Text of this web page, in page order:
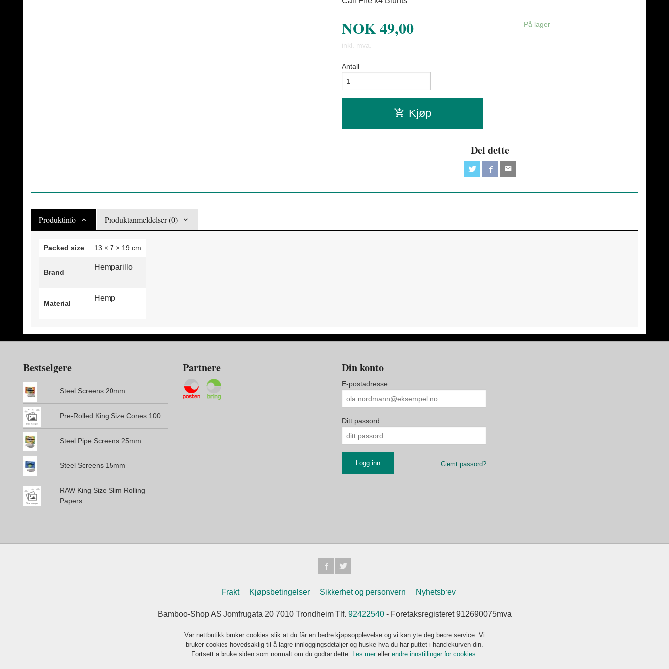
NOK49,00
inkl. mva.
På lager
Antall
Kjøp
Del dette
Produktinfo Produktanmeldelser (0)
Packed size 13 × 7 × 19 cm
Brand
Hemparillo
Material
Hemp
Bestselgere
Steel Screens 20mm
Pre-Rolled King Size Cones 100
Steel Pipe Screens 25mm
Steel Screens 15mm
RAW King Size Slim Rolling
Papers
Partnere Din konto
E-postadresse
Ditt passord
Glemt passord?
Frakt Kjøpsbetingelser Sikkerhet og personvern Nyhetsbrev
Bamboo-Shop AS Jomfrugata 20 7010 Trondheim Tlf. 92422540- Foretaksregisteret 912690075mva
Vår nettbutikk bruker cookies slik at du får en bedre kjøpsopplevelse og vi kan yte deg bedre service. Vi
bruker cookies hovedsaklig til å lagre innloggingsdetaljer og huske hva du har puttet i handlekurven din.
Fortsett å bruke siden som normalt om du godtar dette. Les mer eller endre innstillinger for cookies.